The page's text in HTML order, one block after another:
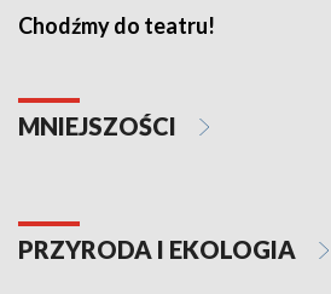
Chodźmy do teatru!
MNIEJSZOŚCI
PRZYRODA I EKOLOGIA